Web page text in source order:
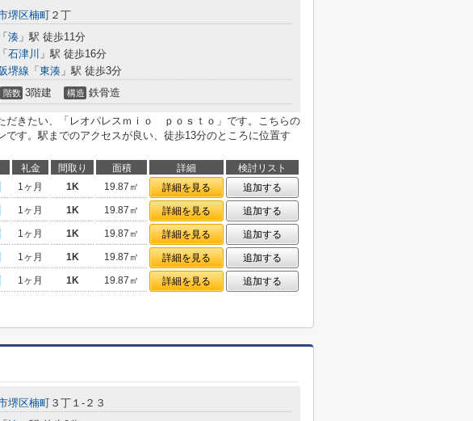
堺区楠町 ２丁
「 湊 」駅 徒歩11分
「 石津川 」駅 徒歩16分
堺線 「 東湊 」駅 徒歩3分
階数 3階建 構造 鉄骨造
だきたい、「レオパレスｍｉｏ ｐｏｓｔｏ」です。こちらの
です。駅までのアクセスが良い、徒歩13分のところに位置す
礼金 間取り 面積 詳細
検討リスト
1ヶ月 1K 19.87㎡ 詳細を見る
追加する
1ヶ月 1K 19.87㎡ 詳細を見る
追加する
1ヶ月 1K 19.87㎡ 詳細を見る
追加する
1ヶ月 1K 19.87㎡ 詳細を見る
追加する
1ヶ月 1K 19.87㎡ 詳細を見る 追加する
堺区楠町 ３丁１-２３